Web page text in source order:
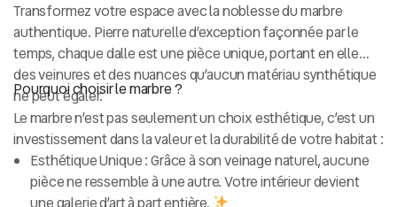
Transformez votre espace avec la noblesse dumarbre
authentique. Pierre naturelle d’exception façonnée par le
temps, chaque dalle est une pièce unique, portant en elle
des veinures et des nuances qu’aucun matériau synthétique
ne peut égaler.
Pourquoi choisir le marbre ?
Le marbre n’est pas seulement un choix esthétique, c’est un
investissement dans la valeur et la durabilité de votre habitat :
Esthétique Unique :Grâce à son veinage naturel, aucune
pièce ne ressemble à une autre. Votre intérieur devient
une galerie d’art à part entière.